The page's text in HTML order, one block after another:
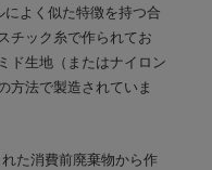
よく似た特徴を持つ合
チック糸で作られてお
ド生地（またはナイロン
方法で製造されていま
た消費前廃棄物から作